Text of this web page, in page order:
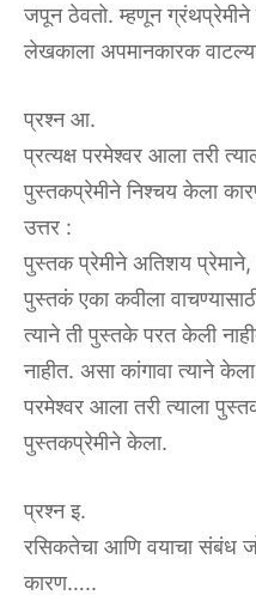
जपून ठेवतो. म्हणून
लेखकाला अपमानकारक
प्रश्न आ.
प्रत्यक्ष परमेश्वर आला तरी
पुस्तकप्रेमीने निश्चय केला
उत्तर :
पुस्तक प्रेमीने अतिशय प्रेमाने,
पुस्तकं एका कवीला
त्याने ती पुस्तके परत केली
नाहीत. असा कांगावा त्याने
परमेश्वर आला तरी त्याला
पुस्तकप्रेमीने केला.
प्रश्न इ.
रसिकतेचा आणि वयाचा संबंध
कारण…..